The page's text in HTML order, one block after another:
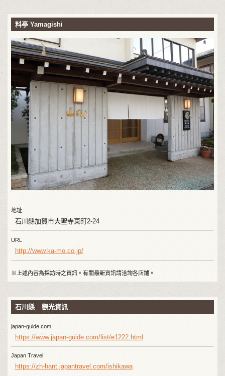
料亭 Yamagishi
地址
石川縣加賀市大聖寺東町2-24
URL
http://www.ka-mo.co.jp/
※上述內容為採訪時之資訊。有關最新資訊請洽詢各店鋪。
石川縣 觀光資訊
japan-guide.com
https://www.japan-guide.com/list/e1222.html
Japan Travel
https://zh-hant.japantravel.com/ishikawa